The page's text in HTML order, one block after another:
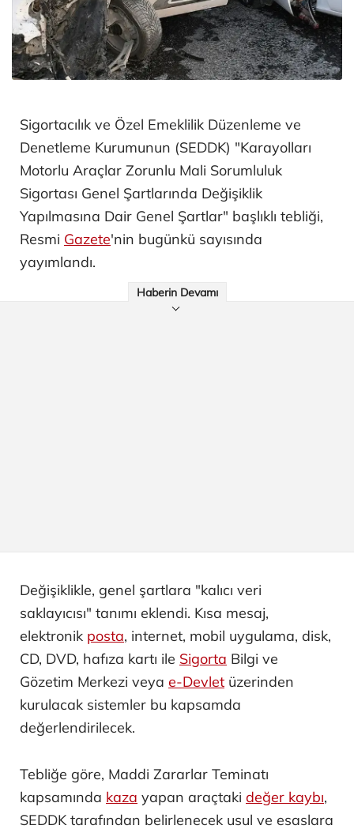
Sigortacılık ve Özel Emeklilik Düzenleme ve
Denetleme Kurumunun (SEDDK) "Karayolları
Motorlu Araçlar Zorunlu Mali Sorumluluk
Sigortası Genel Şartlarında Değişiklik
Yapılmasına Dair Genel Şartlar" başlıklı tebliği,
Resmi Gazete'nin bugünkü sayısında
yayımlandı.
Haberin Devamı
Değişiklikle, genel şartlara "kalıcı veri
saklayıcısı" tanımı eklendi. Kısa mesaj,
elektronik posta, internet, mobil uygulama, disk,
CD, DVD, hafıza kartı ile Sigorta Bilgi ve
Gözetim Merkezi veya e-Devlet üzerinden
kurulacak sistemler bu kapsamda
değerlendirilecek.
Tebliğe göre, Maddi Zararlar Teminatı
kapsamında kaza yapan araçtaki değer kaybı,
SEDDK tarafından belirlenecek usul ve esaslara